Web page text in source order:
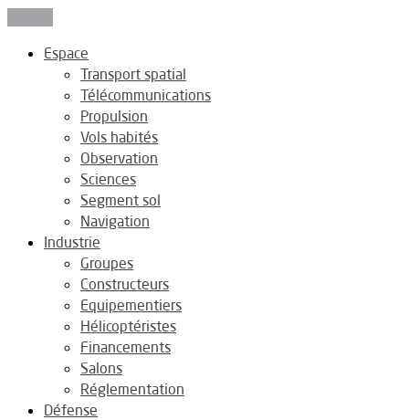
Espace
Transport spatial
Télécommunications
Propulsion
Vols habités
Observation
Sciences
Segment sol
Navigation
Industrie
Groupes
Constructeurs
Equipementiers
Hélicoptéristes
Financements
Salons
Réglementation
Défense